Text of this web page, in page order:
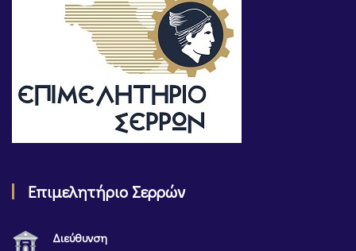
Επιμελητήριο Σερρών
Διεύθυνση